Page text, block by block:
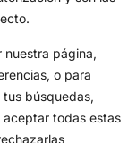
nuestra página,
o para
búsquedas,
aceptar todas estas